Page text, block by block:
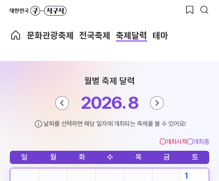
문화관광축제 전국축제 축제달력 테마
월별 축제 달력
2026. 8
날짜를 선택하면 해당 일자에 개최되는 축제를 볼 수 있어요!
개최시작 개최중
일 월 화 수 목 금 토
1